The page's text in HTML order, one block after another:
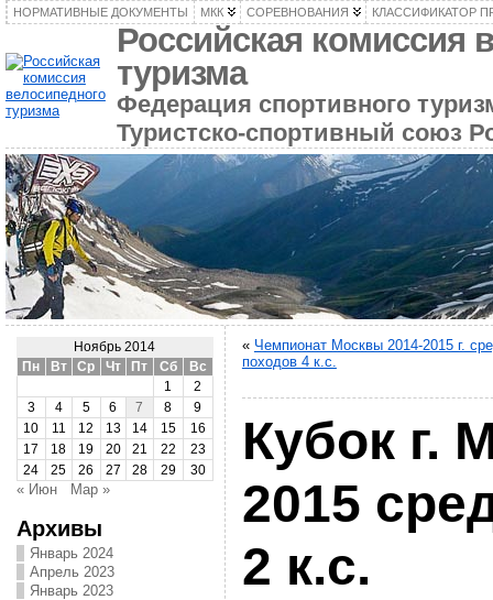
НОРМАТИВНЫЕ ДОКУМЕНТЫ МКК СОРЕВНОВАНИЯ КЛАССИФИКАТОР
Российская комиссия
туризма
Федерация спортивного
Туристско-спортивный союз
Ноябрь 2014
Пн
Вт Ср Чт Пт Сб
Вс
1
2
3
4 5 6 7 8
9
10
11 12 13 14 15
16
17
18 19 20 21 22
23
24
25 26 27 28 29 30
« Июн Мар »
Архивы
Январь 2024
Апрель 2023
Январь 2023
« Чемпионат Москвы 2014-2015 г.
походов 4 к.с.
Кубок г.
2015
2 к.с.